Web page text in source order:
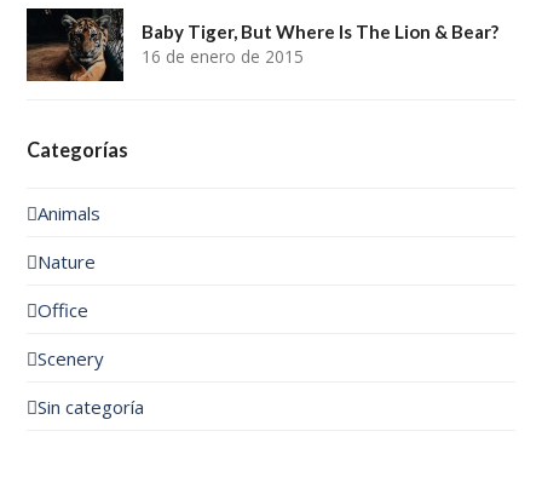
Baby Tiger, But Where Is The Lion & Bear?
16 de enero de 2015
Categorías
Animals
Nature
Office
Scenery
Sin categoría